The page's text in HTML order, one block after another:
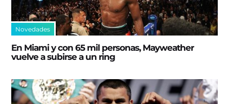
Novedades
En Miami y con 65 mil personas, Mayweather
vuelve a subirse a un ring